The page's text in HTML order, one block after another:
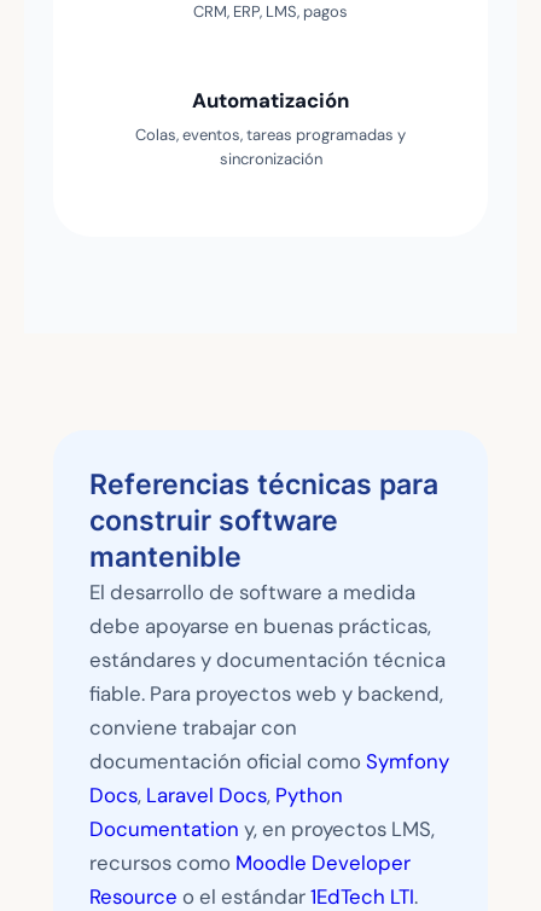
CRM, ERP, LMS, pagos
Automatización
Colas, eventos, tareas programadas y
sincronización
Referencias técnicas para
construir software
mantenible
El desarrollo de software a medida
debe apoyarse en buenas prácticas,
estándares y documentación técnica
fiable. Para proyectos web y backend,
conviene trabajar con
documentación oficial como Symfony
Docs, Laravel Docs, Python
Documentation y, en proyectos LMS,
recursos como Moodle Developer
Resource o el estándar1EdTech LTI.